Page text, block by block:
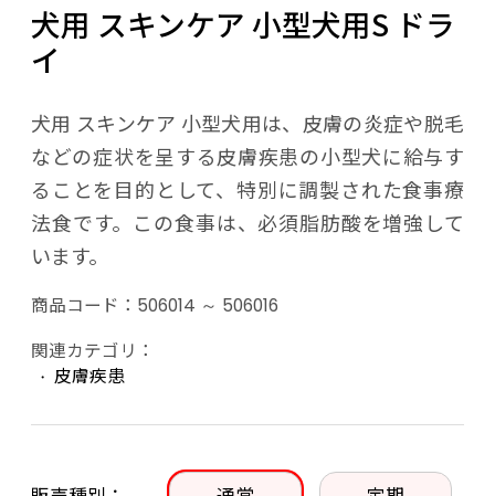
犬用 スキンケア 小型犬用S ドラ
イ
犬用 スキンケア 小型犬用は、皮膚の炎症や脱毛
などの症状を呈する皮膚疾患の小型犬に給与す
ることを目的として、特別に調製された食事療
法食です。この食事は、必須脂肪酸を増強して
います。
商品コード： 506014 ～ 506016
関連カテゴリ：
皮膚疾患